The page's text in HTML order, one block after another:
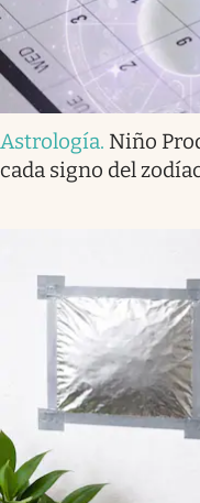
Astrología. Niño
cada signo del